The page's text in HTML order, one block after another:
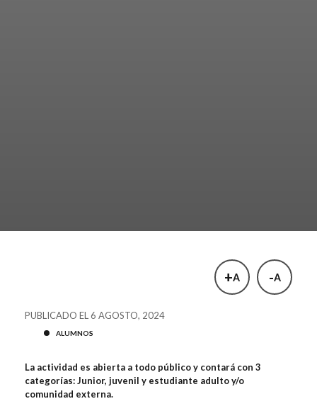
+A -A
PUBLICADO EL 6 AGOSTO, 2024
ALUMNOS
La actividad es abierta a todo público y contará con 3
categorías: Junior, juvenil y estudiante adulto y/o
comunidad externa.